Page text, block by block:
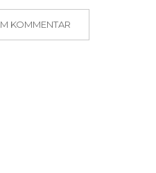
KOMMENTAR